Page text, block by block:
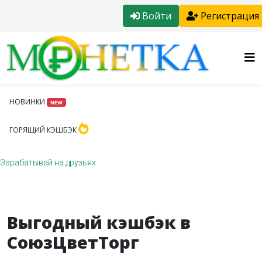
Войти Регистрация
НОВИНКИ NEW
ГОРЯЩИЙ КЭШБЭК
Зарабатывай на друзьях
Выгодный кэшбэк в
СоюзЦветТорг